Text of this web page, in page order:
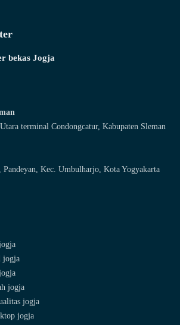
bekas Jogja
terminal Condongcatur, Kabupaten Sleman
Kec. Umbulharjo, Kota Yogyakarta
jogja
jogja
jogja
jogja